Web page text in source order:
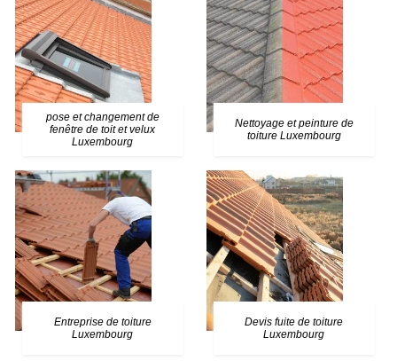
pose et changement de
fenêtre de toit et velux
Luxembourg
Nettoyage et peinture de
toiture Luxembourg
Entreprise de toiture
Luxembourg
Devis fuite de toiture
Luxembourg